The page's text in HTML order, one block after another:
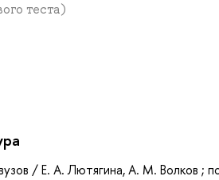
теста)
/ Е. А. Лютягина, А. М. Волков ;